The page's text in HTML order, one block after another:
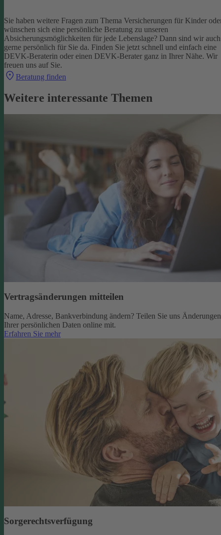
Sie haben weitere Fragen zum Thema Versicherungen für Kinder
wünschen sich eine persönliche Beratung zu unseren
Absicherungsmöglichkeiten für jede Lebenslage? Dann sind wir auch
gerne persönlich für Sie da. Finden Sie jetzt schnell und einfach eine
DEVK-Beraterin oder einen DEVK-Berater ganz in Ihrer Nähe. Wir
freuen uns auf Sie.
Beratung finden
Weitere interessante Themen
Vertragsänderungen mitteilen
Name, Adresse, Bankverbindung ändern? Teilen Sie uns Änderungen
Ihrer persönlichen Daten online mit.
Erfahren Sie mehr
Sorgerechtsverfügung